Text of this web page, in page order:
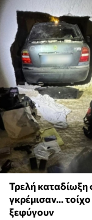
Τρελή καταδίωξη
γκρέμισαν...
ξεφύγουν